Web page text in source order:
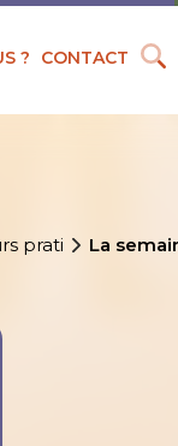
? CONTACT
prati La